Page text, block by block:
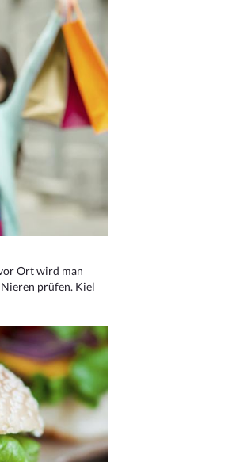
Ort wird man
prüfen. Kiel